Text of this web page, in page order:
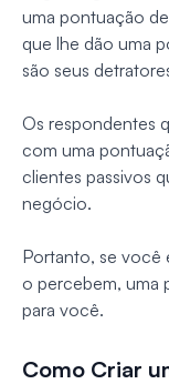
uma pontuação
que lhe dão uma
são seus
Os respondentes
com uma
clientes passivos
negócio.
Portanto, se você
o percebem, uma
para você.
Como Criar